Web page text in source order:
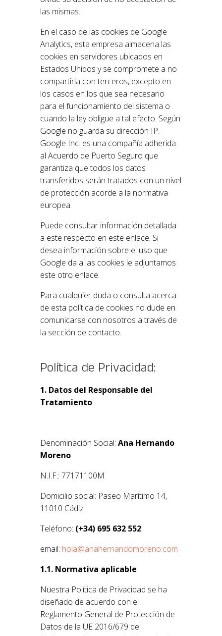
las mismas.
En el caso de las cookies de Google
Analytics, esta empresa almacena las
cookies en servidores ubicados en
Estados Unidos y se compromete a no
compartirla con terceros, excepto en
los casos en los que sea necesario
para el funcionamiento del sistema o
cuando la ley obligue a tal efecto. Según
Google no guarda su dirección IP.
Google Inc. es una compañía adherida
al Acuerdo de Puerto Seguro que
garantiza que todos los datos
transferidos serán tratados con un nivel
de protección acorde a la normativa
europea.
Puede consultar información detallada
a este respecto en este enlace. Si
desea información sobre el uso que
Google da a las cookies le adjuntamos
este otro enlace.
Para cualquier duda o consulta acerca
de esta política de cookies no dude en
comunicarse con nosotros a través de
la sección de contacto.
Política de Privacidad:
1. Datos del Responsable del
Tratamiento
Denominación Social: Ana Hernando
Moreno
N.I.F.: 77171100M
Domicilio social: Paseo Marítimo 14,
11010 Cádiz
Teléfono: (+34) 695 632 552
email: hola@anahernandomoreno.com
1.1. Normativa aplicable
Nuestra Política de Privacidad se ha
diseñado de acuerdo con el
Reglamento General de Protección de
Datos de la UE 2016/679 del